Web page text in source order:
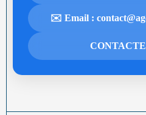
✉️ Email :